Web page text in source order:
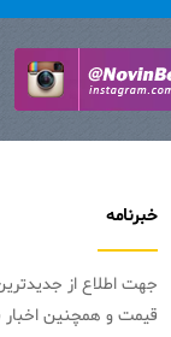
خبرنامه
جهت اطلاع از
قیمت و همچنین